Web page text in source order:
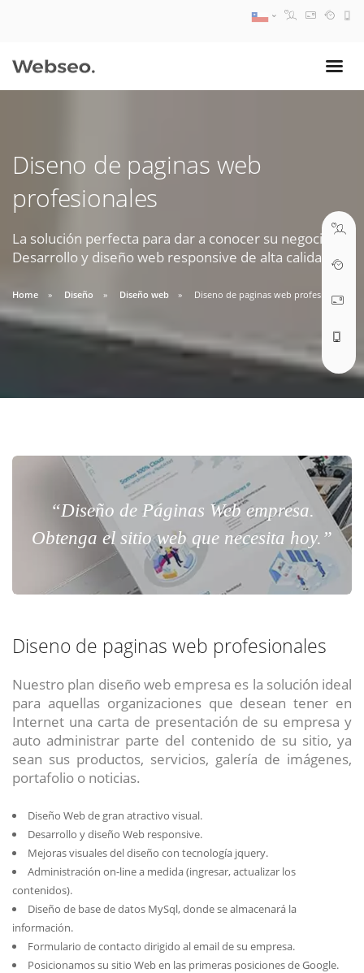
Diseno de paginas web
profesionales
La solución perfecta para dar a conocer su negocio.
Desarrollo y diseño web responsive de alta calidad.
Home Diseño Diseño web Diseno de paginas web profesionales
“Diseño de Páginas Web empresa.
Obtenga el sitio web que necesita hoy.”
Diseno de paginas web profesionales
Nuestro plan diseño web empresa es la solución ideal
para aquellas organizaciones que desean tener en
Internet una carta de presentación de su empresa y
auto administrar parte del contenido de su sitio, ya
sean sus productos, servicios, galería de imágenes,
portafolio o noticias.
Diseño Web de gran atractivo visual.
Desarrollo y diseño Web responsive.
Mejoras visuales del diseño con tecnología jquery.
Administración on-line a medida (ingresar, actualizar los
contenidos).
Diseño de base de datos MySql, donde se almacenará la
información.
Formulario de contacto dirigido al email de su empresa.
Posicionamos su sitio Web en las primeras posiciones de Google.
09:30 AM A 18:30 PM
soporte@webseo.cl